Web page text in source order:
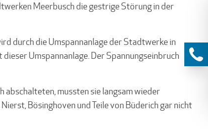
Meerbusch die gestrige Störung in der
durch die Umspannanlage der Stadtwerke in
Umspannanlage. Der Spannungseinbruch
mussten sie langsam wieder
Bösinghoven und Teile von Büderich gar nicht